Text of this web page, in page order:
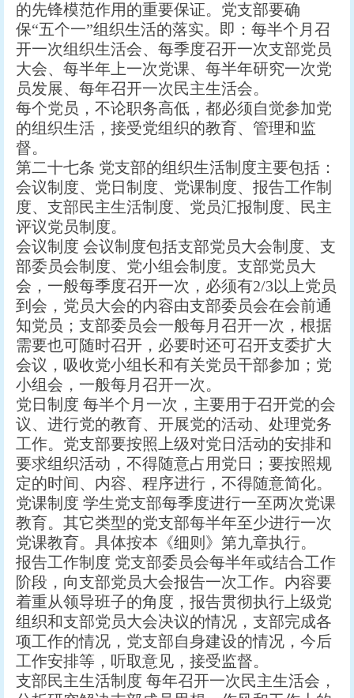
的先锋模范作用的重要保证。党支部要确
保“五个一”组织生活的落实。即：每半个月召
开一次组织生活会、每季度召开一次支部党员
大会、每半年上一次党课、每半年研究一次党
员发展、每年召开一次民主生活会。
每个党员，不论职务高低，都必须自觉参加党
的组织生活，接受党组织的教育、管理和监
督。
第二十七条 党支部的组织生活制度主要包括：
会议制度、党日制度、党课制度、报告工作制
度、支部民主生活制度、党员汇报制度、民主
评议党员制度。
会议制度 会议制度包括支部党员大会制度、支
部委员会制度、党小组会制度。支部党员大
会，一般每季度召开一次，必须有2/3以上党员
到会，党员大会的内容由支部委员会在会前通
知党员；支部委员会一般每月召开一次，根据
需要也可随时召开，必要时还可召开支委扩大
会议，吸收党小组长和有关党员干部参加；党
小组会，一般每月召开一次。
党日制度 每半个月一次，主要用于召开党的会
议、进行党的教育、开展党的活动、处理党务
工作。党支部要按照上级对党日活动的安排和
要求组织活动，不得随意占用党日；要按照规
定的时间、内容、程序进行，不得随意简化。
党课制度 学生党支部每季度进行一至两次党课
教育。其它类型的党支部每半年至少进行一次
党课教育。具体按本《细则》第九章执行。
报告工作制度 党支部委员会每半年或结合工作
阶段，向支部党员大会报告一次工作。内容要
着重从领导班子的角度，报告贯彻执行上级党
组织和支部党员大会决议的情况，支部完成各
项工作的情况，党支部自身建设的情况，今后
工作安排等，听取意见，接受监督。
支部民主生活制度 每年召开一次民主生活会，